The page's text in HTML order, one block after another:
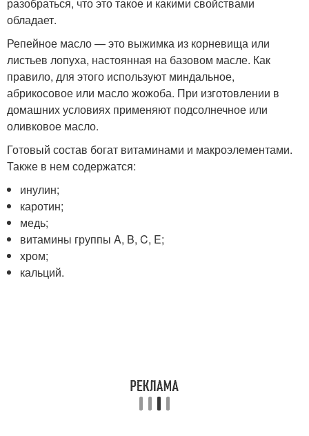
обладает.
Репейное масло — это выжимка из корневища или
листьев лопуха, настоянная на базовом масле. Как
правило, для этого используют миндальное,
абрикосовое или масло жожоба. При изготовлении в
домашних условиях применяют подсолнечное или
оливковое масло.
Готовый состав богат витаминами и макроэлементами.
Также в нем содержатся:
инулин;
каротин;
медь;
витамины группы A, B, C, E;
хром;
кальций.